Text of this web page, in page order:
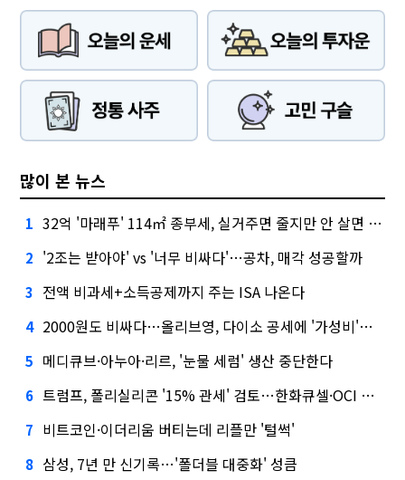
많이 본 뉴스
1 32억 '마래푸' 114㎡ 종부세, 실거주면 줄지만 안 살면 2.5배
2 '2조는 받아야' vs '너무 비싸다'…공차, 매각 성공할까
3 전액 비과세+소득공제까지 주는 ISA 나온다
4 2000원도 비싸다…올리브영, 다이소 공세에 '가성비'로 맞불
5 메디큐브·아누아·리르, '눈물 세럼' 생산 중단한다
6 트럼프, 폴리실리콘 '15% 관세' 검토…한화큐셀·OCI 영향은?
7 비트코인·이더리움 버티는데 리플만 '털썩'
8 삼성, 7년 만 신기록…'폴더블 대중화' 성큼